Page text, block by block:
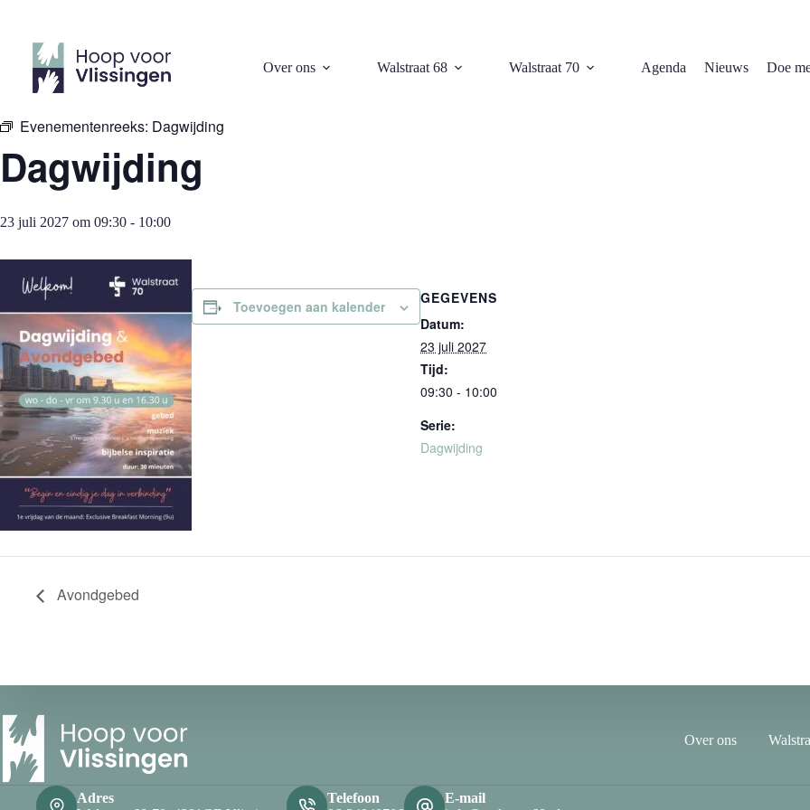
inhoud
Over ons Walstraat 68 Walstraat 70 Agenda Nieuws Doe
« Alle Evenementen
Evenementenreeks: Dagwijding
Dagwijding
23 juli 2027 om 09:30 - 10:00
Toevoegen aan kalender
GEGEVENS
Datum:
23 juli 2027
Tijd:
09:30 - 10:00
Serie:
Dagwijding
Avondgebed
Over ons
Adres
Telefoon
E-mail